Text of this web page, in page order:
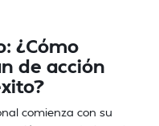
¿Cómo
de acción
comienza con su